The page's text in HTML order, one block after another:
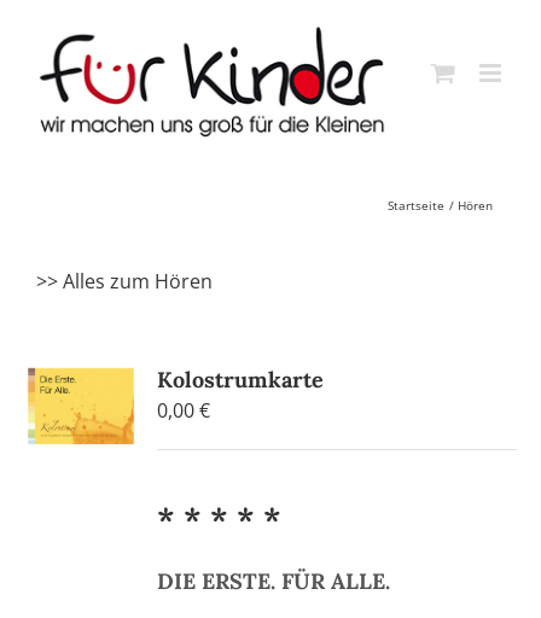
content
Startseite Hören
>> Alles zum Hören
Kolostrumkarte
0,00€
* * * * *
DIE ERSTE. FÜR ALLE.